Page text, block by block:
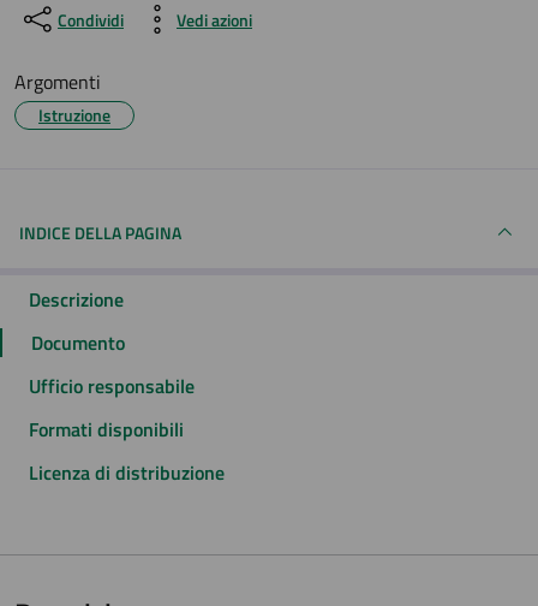
Condividi Vedi azioni
Argomenti
Istruzione
INDICE DELLA PAGINA
Descrizione
Documento
Ufficio responsabile
Formati disponibili
Licenza di distribuzione